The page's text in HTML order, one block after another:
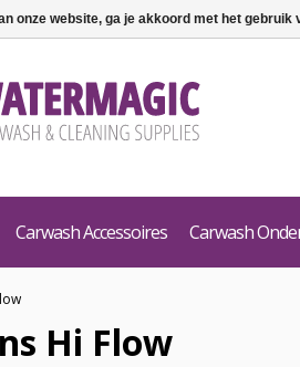
Carwash Accessoires Carwash
Hi Flow
onze website, ga je akkoord met het